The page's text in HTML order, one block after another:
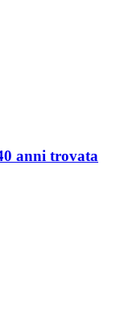
anni trovata